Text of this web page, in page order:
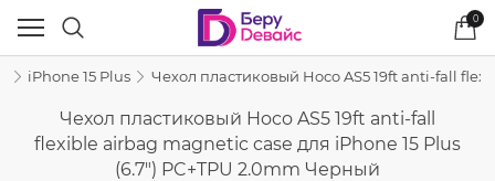
0
iPhone 15 Plus Чехол пластиковый Hoco AS5 19ft anti-fall
Чехол пластиковый Hoco AS5 19ft anti-fall
flexible airbag magnetic case для iPhone 15 Plus
(6.7") PC+TPU 2.0mm Черный